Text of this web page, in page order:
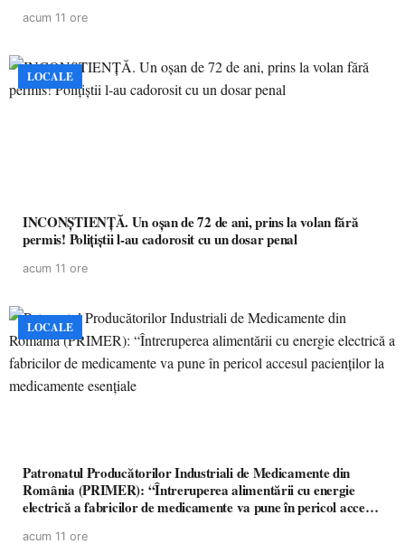
acum 11 ore
LOCALE
INCONȘTIENȚĂ. Un oșan de 72 de ani, prins la volan fără
permis! Polițiștii l-au cadorosit cu un dosar penal
acum 11 ore
LOCALE
Patronatul Producătorilor Industriali de Medicamente din
România (PRIMER): “Întreruperea alimentării cu energie
electrică a fabricilor de medicamente va pune în pericol accesul
acum 11 ore